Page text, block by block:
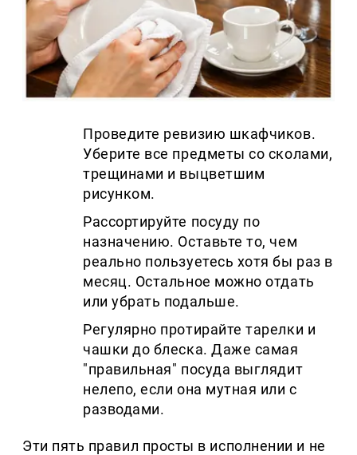
Проведите ревизию шкафчиков.
Уберите все предметы со сколами,
трещинами и выцветшим
рисунком.
Рассортируйте посуду по
назначению. Оставьте то, чем
реально пользуетесь хотя бы раз в
месяц. Остальное можно отдать
или убрать подальше.
Регулярно протирайте тарелки и
чашки до блеска. Даже самая
"правильная" посуда выглядит
нелепо, если она мутная или с
разводами.
Эти пять правил просты в исполнении и не